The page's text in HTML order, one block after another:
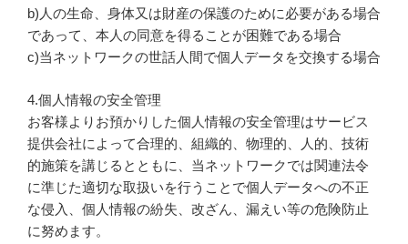
b)人の生命、身体又は財産の保護のために必要がある場合
であって、本人の同意を得ることが困難である場合
c)当ネットワークの世話人間で個人データを交換する場合
4.個人情報の安全管理
お客様よりお預かりした個人情報の安全管理はサービス
提供会社によって合理的、組織的、物理的、人的、技術
的施策を講じるとともに、当ネットワークでは関連法令
に準じた適切な取扱いを行うことで個人データへの不正
な侵入、個人情報の紛失、改ざん、漏えい等の危険防止
に努めます。